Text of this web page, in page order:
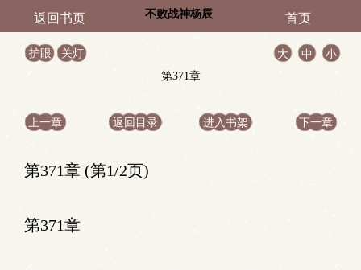
返回书页 不败战神杨辰 首页
护眼 关灯 大 中
小
第371章
上一章 返回目录 进入书架 下一章
第371章 (第1/2页)
第371章